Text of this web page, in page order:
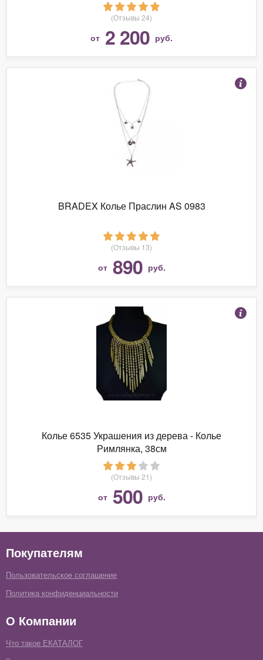
(Отзывы 24)
от 2 200 руб.
BRADEX Колье Праслин AS 0983
(Отзывы 13)
от 890 руб.
Колье 6535 Украшения из дерева - Колье
Римлянка, 38см
(Отзывы 21)
от 500 руб.
Покупателям
Пользовательское соглашение
Политика конфиденциальности
О Компании
Что такое ЕКАТАЛОГ